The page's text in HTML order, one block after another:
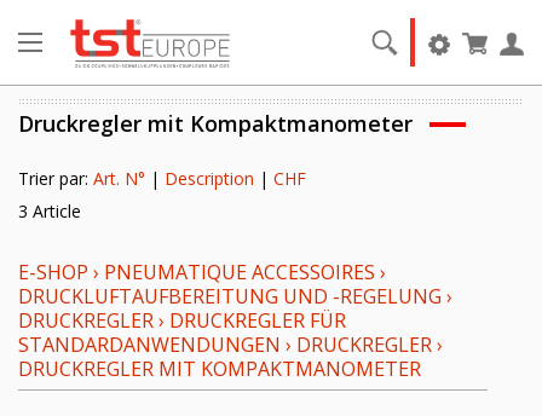
Druckregler mit Kompaktmanometer
Trier par: Art. N° | Description | CHF
3 Article
E-SHOP › PNEUMATIQUE ACCESSOIRES ›
DRUCKLUFTAUFBEREITUNG UND -REGELUNG ›
DRUCKREGLER› DRUCKREGLER FÜR
STANDARDANWENDUNGEN › DRUCKREGLER›
DRUCKREGLER MIT KOMPAKTMANOMETER